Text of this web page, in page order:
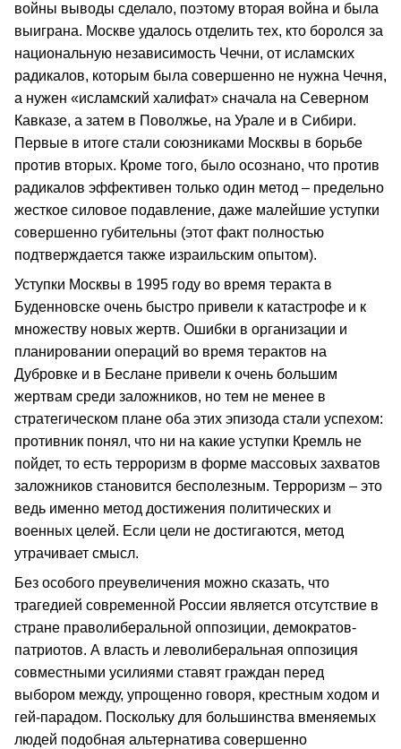
войны выводы сделало, поэтому вторая война и была
выиграна. Москве удалось отделить тех, кто боролся за
национальную независимость Чечни, от исламских
радикалов, которым была совершенно не нужна Чечня,
а нужен «исламский халифат» сначала на Северном
Кавказе, а затем в Поволжье, на Урале и в Сибири.
Первые в итоге стали союзниками Москвы в борьбе
против вторых. Кроме того, было осознано, что против
радикалов эффективен только один метод – предельно
жесткое силовое подавление, даже малейшие уступки
совершенно губительны (этот факт полностью
подтверждается также израильским опытом).
Уступки Москвы в 1995 году во время теракта в
Буденновске очень быстро привели к катастрофе и к
множеству новых жертв. Ошибки в организации и
планировании операций во время терактов на
Дубровке и в Беслане привели к очень большим
жертвам среди заложников, но тем не менее в
стратегическом плане оба этих эпизода стали успехом:
противник понял, что ни на какие уступки Кремль не
пойдет, то есть терроризм в форме массовых захватов
заложников становится бесполезным. Терроризм – это
ведь именно метод достижения политических и
военных целей. Если цели не достигаются, метод
утрачивает смысл.
Без особого преувеличения можно сказать, что
трагедией современной России является отсутствие в
стране праволиберальной оппозиции, демократов-
патриотов. А власть и леволиберальная оппозиция
совместными усилиями ставят граждан перед
выбором между, упрощенно говоря, крестным ходом и
гей-парадом. Поскольку для большинства вменяемых
людей подобная альтернатива совершенно